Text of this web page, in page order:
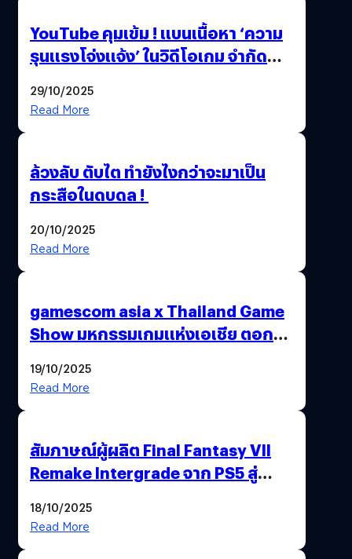
YouTube คุมเข้ม ! แบนเนื้อหา ‘ความ
รุนแรงโจ่งแจ้ง’ ในวิดีโอเกม จำกัด
29/10/2025
Read More
ล้วงลับ ตับไต ทำยังไงกว่าจะมาเป็น
กระสือในดบดล !
20/10/2025
Read More
gamescom asia x Thailand Game
Show มหกรรมเกมแห่งเอเชีย ตอกย้ำ
พาณิชย์ร่วมชูความสำเร็จ
19/10/2025
Read More
สัมภาษณ์ผู้ผลิต Final Fantasy VII
Remake Intergrade จาก PS5 สู่
18/10/2025
Read More